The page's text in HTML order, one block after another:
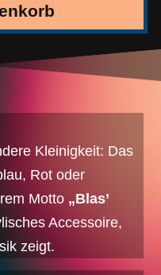
Kleinigkeit: Das
Rot oder
Motto „Blas’
Accessoire,
zeigt.